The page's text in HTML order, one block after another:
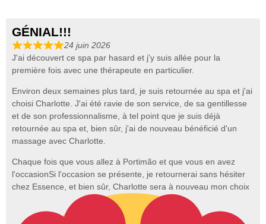
GÉNIAL!!!
24 juin 2026
J'ai découvert ce spa par hasard et j'y suis allée pour la
première fois avec une thérapeute en particulier.
Environ deux semaines plus tard, je suis retournée au spa et j'ai
choisi Charlotte. J'ai été ravie de son service, de sa gentillesse
et de son professionnalisme, à tel point que je suis déjà
retournée au spa et, bien sûr, j'ai de nouveau bénéficié d'un
massage avec Charlotte.
Chaque fois que vous allez à Portimão et que vous en avez
l'occasionSi l'occasion se présente, je retournerai sans hésiter
chez Essence, et bien sûr, Charlotte sera à nouveau mon choix